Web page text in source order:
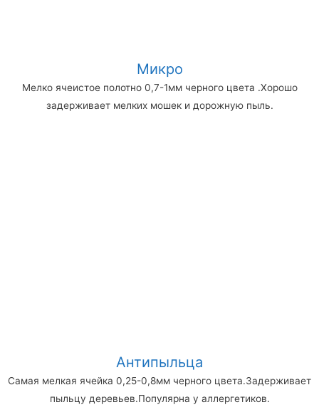
Микро
Мелко ячеистое полотно 0,7-1мм черного цвета .Хорошо
задерживает мелких мошек и дорожную пыль.
Антипыльца
Самая мелкая ячейка 0,25-0,8мм черного цвета.Задерживает
пыльцу деревьев.Популярна у аллергетиков.